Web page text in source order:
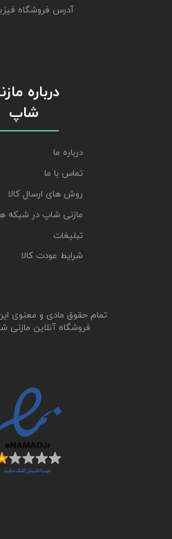
تمام حقوق مادی و معنوی
فروشگاه آنلاین مازنی
آدرس فروشگاه
درباره
شاپ
درباره ما
تماس با ما
روش های ارسال کالا
مازنی شاپ در شبکه
تبلیغات
شرایط عودت کالا